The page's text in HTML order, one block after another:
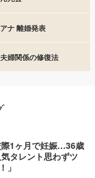
ナ 離婚発表
婦関係の修復法
1ヶ月で妊娠…36歳
タレント思わずツ
」